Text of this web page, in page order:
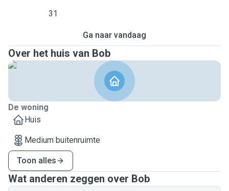
31
Ga naar vandaag
Over het huis van Bob
De woning
Huis
Medium buitenruimte
Toon alles
Wat anderen zeggen over Bob